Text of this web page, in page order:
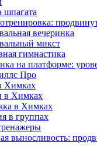
вечеринка
микст
гимнастика
на платформе:
Про
Химках
в Химках
в Химках
в группах
выносливость: